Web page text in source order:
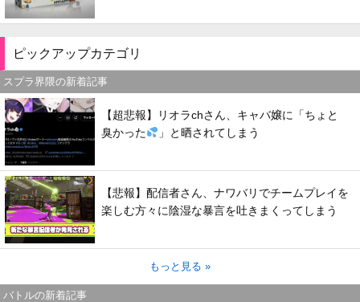
ピックアップカテゴリ
スプラ界隈の新着記事
【超悲報】リオラchさん、キャバ嬢に「ちょと
臭かった
」と晒されてしまう
【悲報】配信者さん、ナワバリでチームプレイを
楽しむ方々に陰湿な暴言を吐きまくってしまう
もっと見る »
バトルの新着記事